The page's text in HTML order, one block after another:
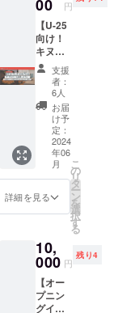
い皆さ
ん大集
合！
ローカ
ルキャ
リアサ
ミット
を開催
しま
す！ イ
ベント
の企画
やSNS
を使っ
た広
ど、私
たち
EFCと
一緒に
イベン
00 円
【U-25
向け！
キヌ
コーラ
ンチ
2000円
分＆
ワーク
スペー
スお試
しプラ
ン！】
25歳以
下の若
者向
け！
や
ANSHI
NDOか
ら徒歩
30秒の
ところ
支援
者：
6人
お届
け予
定：
2024
年06
月
詳細を見る
こ
の
リ
タ
ー
ン
を
選
択
す
る
10,
000 円
残り4
【オー
プニン
グイベ